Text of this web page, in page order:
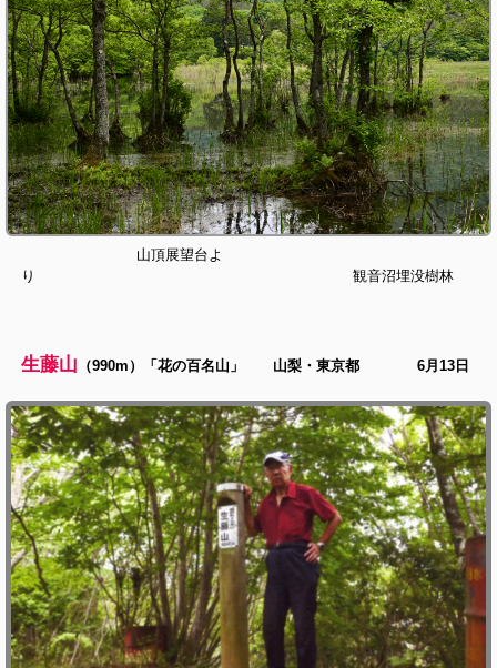
山頂展望台よ
り 観音沼埋没樹林
生藤山 （990m）「花の百名山」 山梨・東京都 6月13日